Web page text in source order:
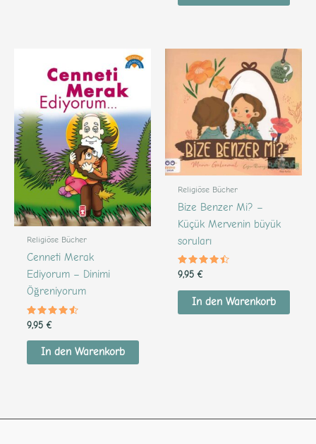
Religiöse Bücher
Cenneti Merak
Ediyorum – Dinimi
Öğreniyorum
Bewertet
mit
4.38
von 5
9,95 €
In den Warenkorb
Religiöse Bücher
Bize Benzer Mi? –
Küçük Mervenin büyük
soruları
Bewertet
mit
4.32
von 5
9,95 €
In den Warenkorb